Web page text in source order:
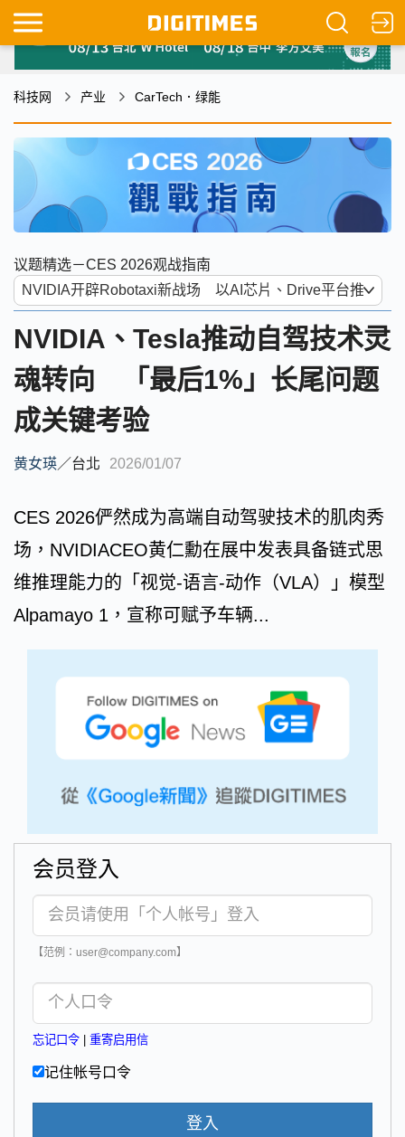
科技网 产业 CarTech．绿能
议题精选－CES 2026观战指南
NVIDIA、Tesla推动自驾技术灵
魂转向 「最后1%」长尾问题
成关键考验
黄女瑛／台北 2026/01/07
CES 2026俨然成为高端自动驾驶技术的肌肉秀
场，NVIDIACEO黄仁勳在展中发表具备链式思
维推理能力的「视觉-语言-动作（VLA）」模型
Alpamayo 1，宣称可赋予车辆...
会员登入
【范例：user@company.com】
忘记口令 重寄启用信
记住帐号口令
登入